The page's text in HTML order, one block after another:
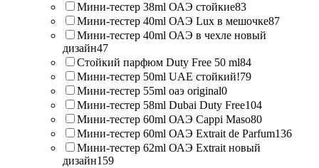
Мини-тестер 38ml ОАЭ стойкие83
Мини-тестер 40ml ОАЭ Lux в мешочке87
Мини-тестер 40ml ОАЭ в чехле новый
дизайн47
Стойкий парфюм Duty Free 50 ml84
Мини-тестер 50ml UAE стойкий!79
Мини-тестер 55ml оаэ original0
Мини-тестер 58ml Dubai Duty Free104
Мини-тестер 60ml ОАЭ Cappi Maso80
Мини-тестер 60ml ОАЭ Extrait de Parfum136
Мини-тестер 62ml ОАЭ Extrait новый
дизайн159